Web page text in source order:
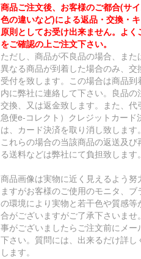
商品ご注文後、お客様のご都合(サイ
色の違いなど)による返品・交換・
原則としてお受け出来ません。よく
をご確認の上ご注文下さい。
ただし、商品が不良品の場合、また
異なる商品が到着した場合のみ、交
受付を致します。この場合は商品到
内に弊社に連絡して下さい。良品の
交換、又は返金致します。また、代
急便e-コレクト）クレジットカード
は、カード決済を取り消し致します。
これらの場合の当該商品の返送及び
る送料などは弊社にて負担致します。
商品画像は実物に近く見えるよう努
ますがお客様のご使用のモニタ、ブ
の環境により実物と若干色や質感等
合がございますがご了承下さいませ
事がございましたらご注文前にメー
下さい。質問には、出来るだけ詳し
します。